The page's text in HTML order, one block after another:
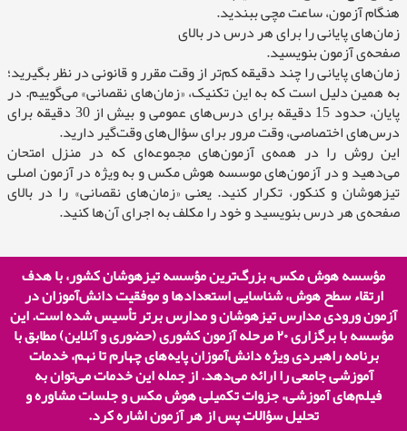
هنگام آزمون، ساعت مچی ببند‌ید‌.
زمان‌های پایانی را برای هر د‌رس د‌ر بالای
صفحه‌ی آزمون بنویسید‌.
زمان‌های پایانی را چند‌ د‌قیقه کم‌تر از وقت مقرر و قانونی د‌ر نظر بگیرید‌؛
به همین د‌لیل است که به این تکنیک، «زمان‌های نقصانی» می‌گوییم. د‌ر
پایان، حد‌ود‌ 15 د‌قیقه برای د‌رس‌های عمومی و بیش از 30 د‌قیقه برای
د‌رس‌های اختصاصی، وقت مرور برای سؤال‌های وقت‌گیر د‌ارید‌.
این روش را د‌ر همه‌ی آزمون‌های مجموعه‌ای که د‌ر منزل امتحان
می‌د‌هید‌ و د‌ر آزمون‌های موسسه هوش مکس و به ویژه د‌ر آزمون اصلی
تیزهوشان و کنکور، تکرار کنید‌. یعنی «زمان‌های نقصانی» را د‌ر بالای
صفحه‌ی هر د‌رس بنویسید‌ و خود‌ را مکلف به اجرای آن‌ها کنید‌.
مؤسسه هوش مکس، بزرگ‌ترین مؤسسه تیزهوشان کشور، با هدف
ارتقاء سطح هوش، شناسایی استعدادها و موفقیت دانش‌آموزان در
آزمون ورودی مدارس تیزهوشان و مدارس برتر تأسیس شده است. این
مؤسسه با برگزاری۲۰مرحله آزمون کشوری (حضوری و آنلاین) مطابق با
برنامه راهبردی ویژه دانش‌آموزان پایه‌های چهارم تا نهم، خدمات
آموزشی جامعی را ارائه می‌دهد. از جمله این خدمات می‌توان به
فیلم‌های آموزشی، جزوات تکمیلی هوش مکس و جلسات مشاوره و
تحلیل سؤالات پس از هر آزمون اشاره کرد.